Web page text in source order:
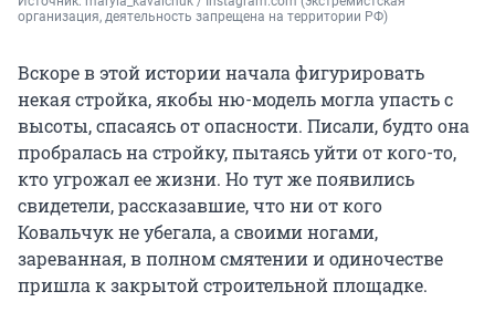
организация, деятельность запрещена на территории РФ)
Вскоре в этой истории начала фигурировать
некая стройка, якобы ню-модель могла упасть с
высоты, спасаясь от опасности. Писали, будто она
пробралась на стройку, пытаясь уйти от кого-то,
кто угрожал ее жизни. Но тут же появились
свидетели, рассказавшие, что ни от кого
Ковальчук не убегала, а своими ногами,
зареванная, в полном смятении и одиночестве
пришла к закрытой строительной площадке.